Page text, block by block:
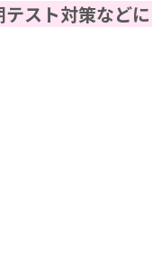
スト対策など